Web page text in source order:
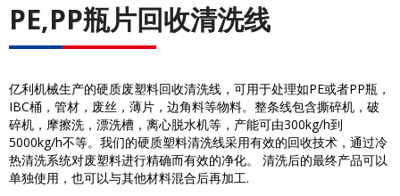
PE,PP瓶片回收清洗线
亿利机械生产的硬质废塑料回收清洗线，可用于处理如PE或者PP瓶，
IBC桶，管材，废丝，薄片，边角料等物料。整条线包含撕碎机，破
碎机，摩擦洗，漂洗槽，离心脱水机等，产能可由300kg/h到
5000kg/h不等。我们的硬质塑料清洗线采用有效的回收技术，通过冷
热清洗系统对废塑料进行精确而有效的净化。 清洗后的最终产品可以
单独使用，也可以与其他材料混合后再加工.